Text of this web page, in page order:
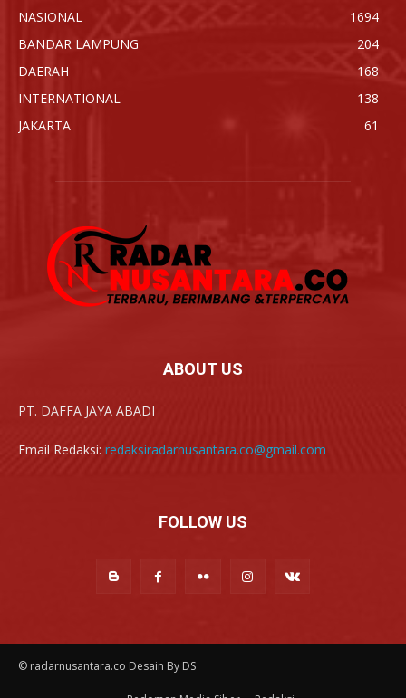
NASIONAL
1694
BANDAR LAMPUNG
204
DAERAH
168
INTERNATIONAL
138
JAKARTA
61
ABOUT US
PT. DAFFA JAYA ABADI
Email Redaksi: redaksiradarnusantara.co@gmail.com
FOLLOW US
© radarnusantara.co Desain By DS